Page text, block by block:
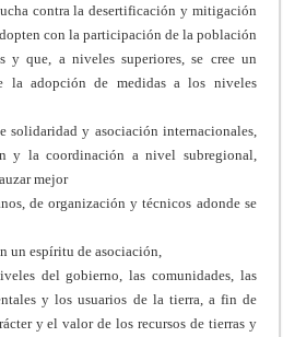
contra la desertificación y mitigación
con la participación de la población
y que, a niveles superiores, se cree un
la adopción de medidas a los niveles
solidaridad y asociación internacionales,
y la coordinación a nivel subregional,
mejor
de organización y técnicos adonde se
un espíritu de asociación,
del gobierno, las comunidades, las
y los usuarios de la tierra, a fin de
y el valor de los recursos de tierras y